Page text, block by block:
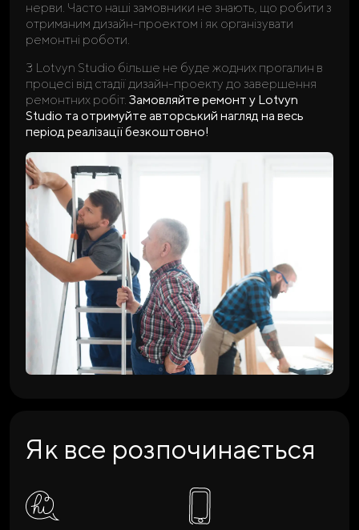
нерви. Часто наші замовники не знають, що робити з
отриманим дизайн-проектом і як організувати
ремонтні роботи.
З Lotvyn Studio більше не буде жодних прогалин в
процесі від стадії дизайн-проекту до завершення
ремонтних робіт. Замовляйте ремонт у Lotvyn
Studio та отримуйте авторський нагляд на весь
період реалізації безкоштовно!
Як все розпочинається